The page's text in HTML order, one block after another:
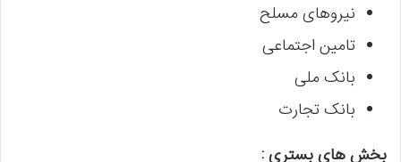
نیروهای مسلح
تامین اجتماعی
بانک ملی
بانک تجارت
بخش های بستری :